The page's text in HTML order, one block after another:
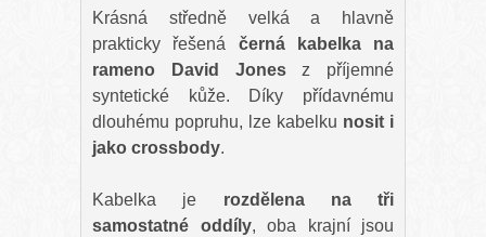
Krásná středně velká a hlavně
prakticky řešená černá kabelka na
rameno David Jonesz příjemné
syntetické kůže. Díky přídavnému
dlouhému popruhu, lze kabelku nosit i
jako crossbody.
Kabelka je rozdělena na tři
samostatné oddíly, oba krajní jsou